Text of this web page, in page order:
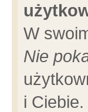
W
Nie
i